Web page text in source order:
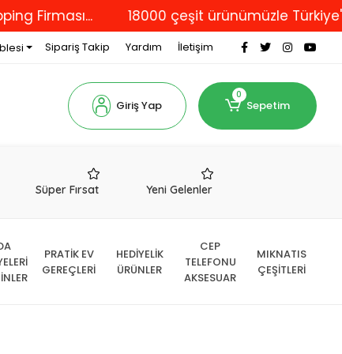
18000 çeşit ürünümüzle Türkiye'nin
Sipariş Takip Yardım İletişim
Giriş Yap
0
Sepetim
Süper Fırsat Yeni Gelenler
PRATİK EV
GEREÇLERİ
HEDİYELİK
ÜRÜNLER
CEP
TELEFONU
AKSESUAR
MIKNATIS
ÇEŞİTLERİ